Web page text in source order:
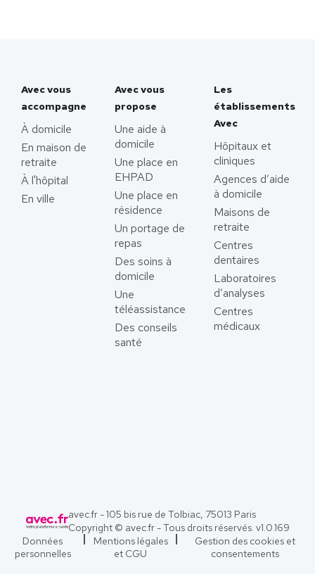
Avec vous
accompagne
À domicile
En maison de
retraite
À l'hôpital
En ville
Avec vous
propose
Une aide à
domicile
Une place en
EHPAD
Une place en
résidence
Un portage de
repas
Des soins à
domicile
Une
téléassistance
Des conseils
santé
Les
établissements
Avec
Hôpitaux et
cliniques
Agences d’aide
à domicile
Maisons de
retraite
Centres
dentaires
Laboratoires
d’analyses
Centres
médicaux
avec.fr - 105 bis rue de Tolbiac, 75013 Paris
Copyright © avec.fr - Tous droits réservés. v1.0.169
Données
personnelles
Mentions légales
et CGU
Gestion des cookies et
consentements